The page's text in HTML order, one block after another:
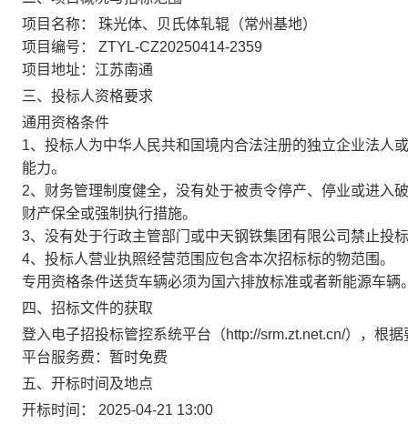
项目名称： 珠光体、贝氏体轧辊（常州基地）
项目编号： ZTYL-CZ20250414-2359
项目地址：江苏南通
三、投标人资格要求
通用资格条件
1、投标人为中华人民共和国境内合法注册的独立企业法人
能力。
2、财务管理制度健全，没有处于被责令停产、停业或进入
财产保全或强制执行措施。
3、没有处于行政主管部门或中天钢铁集团有限公司禁止投
4、投标人营业执照经营范围应包含本次招标标的物范围。
专用资格条件送货车辆必须为国六排放标准或者新能源车辆
四、招标文件的获取
登入电子招投标管控系统平台（http://srm.zt.net.cn/），根
平台服务费：暂时免费
五、开标时间及地点
开标时间： 2025-04-21 13:00